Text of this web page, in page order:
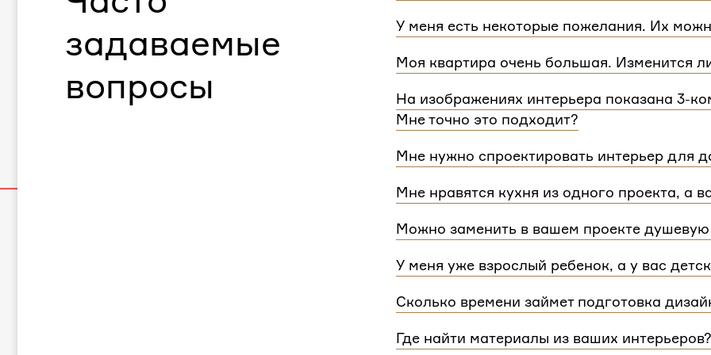
задаваемые
вопросы
квартиры.
У меня есть некоторые пожелания. Их
расстановку мебели и важные детали. Вы
Моя квартира очень большая. Изменится
дом или квартира, нужно будет купить
На изображениях интерьера показана 3-
Мне точно это подходит?
интерьера на нашем сайте может быть
Мне нужно спроектировать интерьер для
зависит от площади. Однако если у вас в доме
Мне нравятся кухня из одного проекта, а
концепции. Такая корректировка будет стоить3
Можно заменить в вашем проекте
У меня уже взрослый ребенок, а у вас
Сколько времени займет подготовка
потребуется время, чтобы обсудить
Где найти материалы из ваших интерьеров?